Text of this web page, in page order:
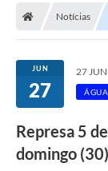
ÁGUA
COMPRAS E
CONTATOS
Notícias
JUN
27
27
ÁGUA
Represa 5
domingo (30)